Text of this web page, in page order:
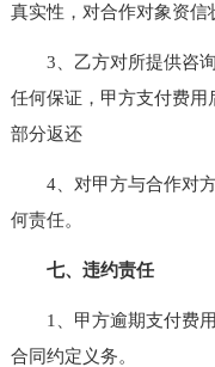
真实性，对合作对象资信
3、乙方对所提供咨询
任何保证，甲方支付费
部分返还
4、对甲方与合作对方
何责任。
七、违约责任
1、甲方逾期支付费用
合同约定义务。